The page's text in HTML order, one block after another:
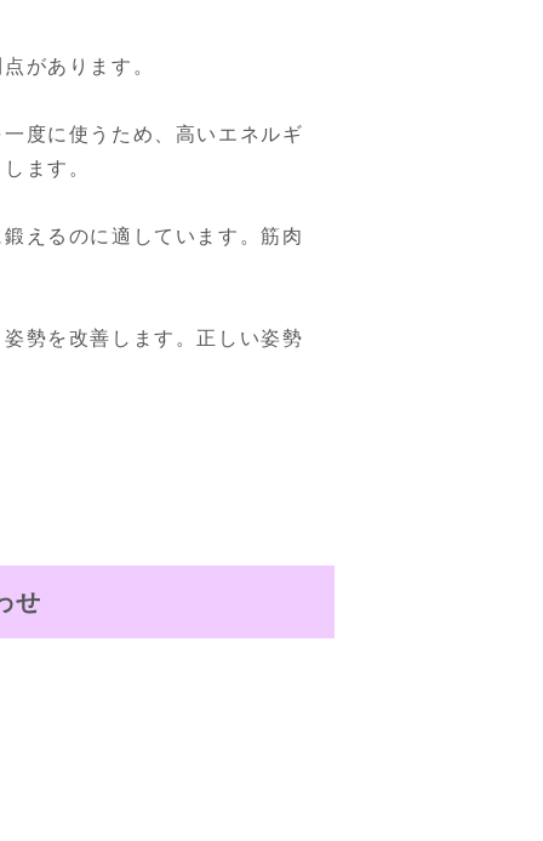
があります。
度に使うため、高いエネルギ
ます。
えるのに適しています。筋肉
勢を改善します。正しい姿勢
せ